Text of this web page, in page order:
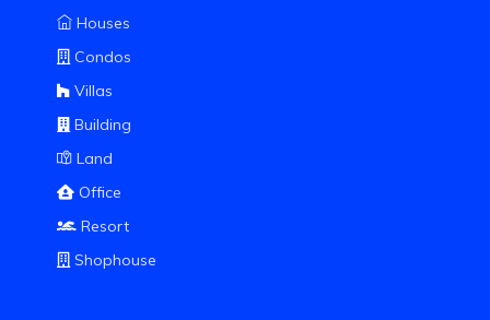
Houses
Condos
Villas
Building
Land
Office
Resort
Shophouse